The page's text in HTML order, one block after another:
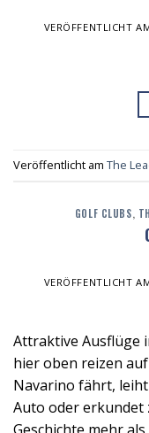
VERÖFFENTLICHT
Veröffentlicht am The
GOLF CLUBS,
VERÖFFENTLICHT
Attraktive Ausflüge
hier oben reizen
Navarino fährt,
Auto oder erkundet
Geschichte mehr